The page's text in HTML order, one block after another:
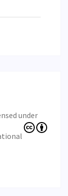
under